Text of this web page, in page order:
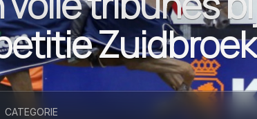
Zuidbroek
CATEGORIE